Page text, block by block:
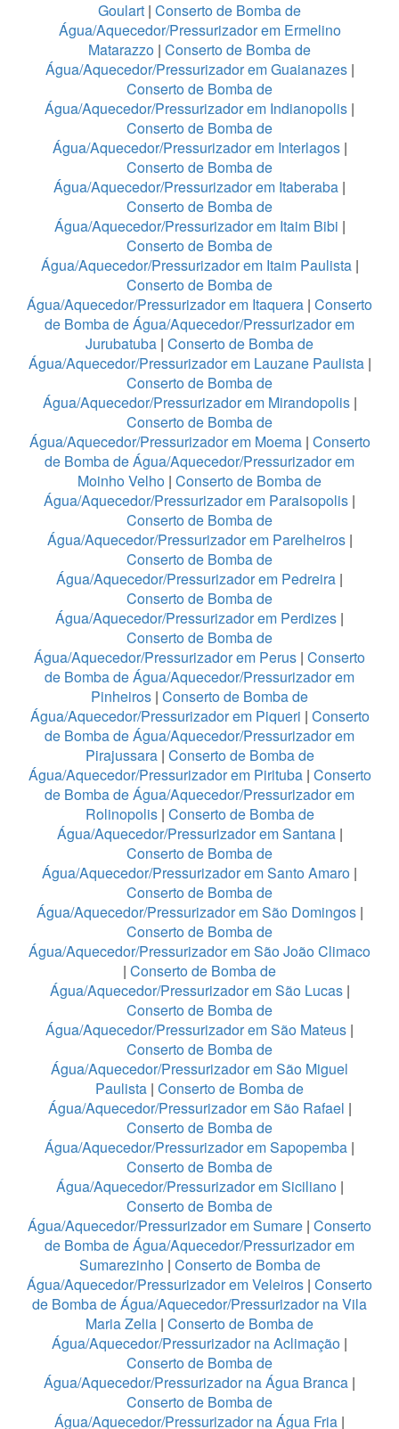
Goulart | Conserto de Bomba de
Água/Aquecedor/Pressurizador em Ermelino
Matarazzo | Conserto de Bomba de
Água/Aquecedor/Pressurizador em Guaianazes|
Conserto de Bomba de
Água/Aquecedor/Pressurizador em Indianopolis |
Conserto de Bomba de
Água/Aquecedor/Pressurizador em Interlagos|
Conserto de Bomba de
Água/Aquecedor/Pressurizador em Itaberaba |
Conserto de Bomba de
Água/Aquecedor/Pressurizador em Itaim Bibi |
Conserto de Bomba de
Água/Aquecedor/Pressurizador em Itaim Paulista |
Conserto de Bomba de
Água/Aquecedor/Pressurizador em Itaquera | Conserto
de Bomba de Água/Aquecedor/Pressurizador em
Jurubatuba | Conserto de Bomba de
Água/Aquecedor/Pressurizador em Lauzane Paulista |
Conserto de Bomba de
Água/Aquecedor/Pressurizador em Mirandopolis|
Conserto de Bomba de
Água/Aquecedor/Pressurizador em Moema| Conserto
de Bomba de Água/Aquecedor/Pressurizador em
Moinho Velho | Conserto de Bomba de
Água/Aquecedor/Pressurizador em Paraisopolis |
Conserto de Bomba de
Água/Aquecedor/Pressurizador em Parelheiros|
Conserto de Bomba de
Água/Aquecedor/Pressurizador em Pedreira |
Conserto de Bomba de
Água/Aquecedor/Pressurizador em Perdizes |
Conserto de Bomba de
Água/Aquecedor/Pressurizador em Perus | Conserto
de Bomba de Água/Aquecedor/Pressurizador em
Pinheiros | Conserto de Bomba de
Água/Aquecedor/Pressurizador em Piqueri | Conserto
de Bomba de Água/Aquecedor/Pressurizador em
Pirajussara| Conserto de Bomba de
Água/Aquecedor/Pressurizador em Pirituba| Conserto
de Bomba de Água/Aquecedor/Pressurizador em
Rolinopolis| Conserto de Bomba de
Água/Aquecedor/Pressurizador em Santana|
Conserto de Bomba de
Água/Aquecedor/Pressurizador em Santo Amaro |
Conserto de Bomba de
Água/Aquecedor/Pressurizador em São Domingos|
Conserto de Bomba de
Água/Aquecedor/Pressurizador em São João Climaco
| Conserto de Bomba de
Água/Aquecedor/Pressurizador em São Lucas|
Conserto de Bomba de
Água/Aquecedor/Pressurizador em São Mateus |
Conserto de Bomba de
Água/Aquecedor/Pressurizador em São Miguel
Paulista | Conserto de Bomba de
Água/Aquecedor/Pressurizador em São Rafael |
Conserto de Bomba de
Água/Aquecedor/Pressurizador em Sapopemba |
Conserto de Bomba de
Água/Aquecedor/Pressurizador em Siciliano|
Conserto de Bomba de
Água/Aquecedor/Pressurizador em Sumare | Conserto
de Bomba de Água/Aquecedor/Pressurizador em
Sumarezinho| Conserto de Bomba de
Água/Aquecedor/Pressurizador em Veleiros | Conserto
de Bomba de Água/Aquecedor/Pressurizador na Vila
Maria Zelia | Conserto de Bomba de
Água/Aquecedor/Pressurizador na Aclimação |
Conserto de Bomba de
Água/Aquecedor/Pressurizador na Água Branca |
Conserto de Bomba de
Água/Aquecedor/Pressurizador na Água Fria |